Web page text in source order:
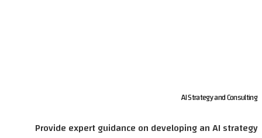
Provide expert guidance on